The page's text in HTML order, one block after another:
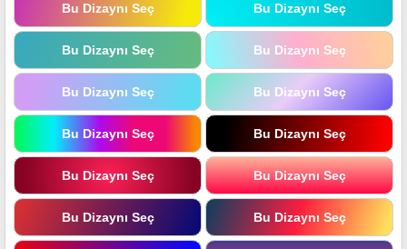
Bu Dizaynı Seç Bu Dizaynı Seç
Bu Dizaynı Seç Bu Dizaynı Seç
Bu Dizaynı Seç Bu Dizaynı Seç
Bu Dizaynı Seç Bu Dizaynı Seç
Bu Dizaynı Seç Bu Dizaynı Seç
Bu Dizaynı Seç Bu Dizaynı Seç